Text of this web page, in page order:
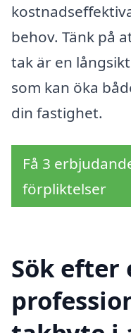
behov. Tänk på
tak är en
som kan öka
din fastighet.
Få 3
förpliktelser
Sök efter